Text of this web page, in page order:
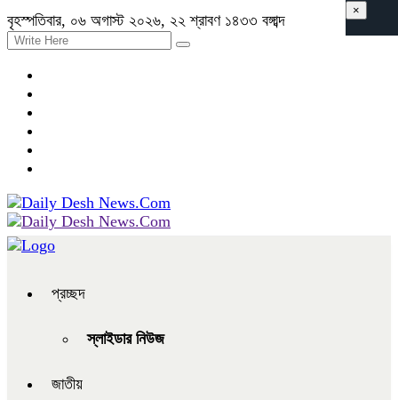
বৃহস্পতিবার, ০৬ অগাস্ট ২০২৬, ২২ শ্রাবণ ১৪৩৩ বঙ্গাব্দ
প্রচ্ছদ
স্লাইডার নিউজ
জাতীয়
×